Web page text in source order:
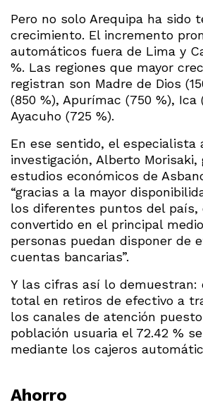
Pero no solo Arequipa ha sido
crecimiento. El incremento
automáticos fuera de Lima y
%. Las regiones que mayor
registran son Madre de Dios
(850 %), Apurímac (750 %), Ica
Ayacuho (725 %).
En ese sentido, el especialista
investigación, Alberto Morisaki,
estudios económicos de
“gracias a la mayor
los diferentes puntos del país,
convertido en el principal
personas puedan disponer de
cuentas bancarias”.
Y las cifras así lo demuestran:
total en retiros de efectivo a
los canales de atención
población usuaria el 72.42 %
mediante los cajeros
Ahorro